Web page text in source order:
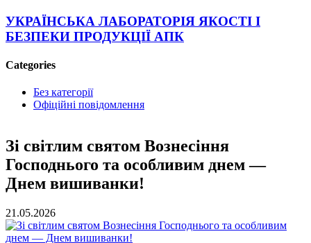
УКРАЇНСЬКА ЛАБОРАТОРІЯ ЯКОСТІ І
БЕЗПЕКИ ПРОДУКЦІЇ АПК
Categories
Без категорії
Офіційні повідомлення
Зі світлим святом Вознесіння
Господнього та особливим днем —
Днем вишиванки!
21.05.2026